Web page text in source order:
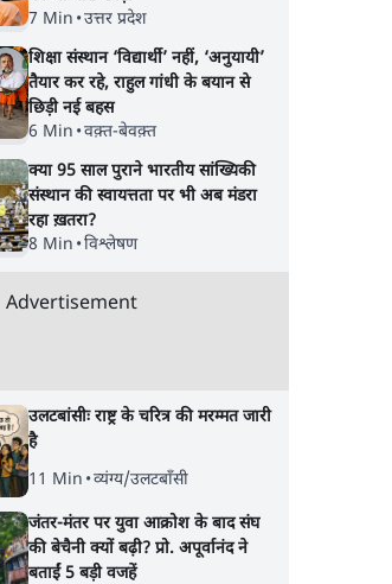
7 Min •उत्तर प्रदेश
शिक्षा संस्थान ‘विद्यार्थी’ नहीं, ‘अनुयायी’
तैयार कर रहे, राहुल गांधी के बयान से
छिड़ी नई बहस
6 Min •वक़्त-बेवक़्त
क्या 95 साल पुराने भारतीय सांख्यिकी
संस्थान की स्वायत्तता पर भी अब मंडरा
रहा ख़तरा?
8 Min •विश्लेषण
Advertisement
उलटबांसीः राष्ट्र के चरित्र की मरम्मत जारी
है
11 Min •व्यंग्य/उलटबाँसी
जंतर-मंतर पर युवा आक्रोश के बाद संघ
की बेचैनी क्यों बढ़ी? प्रो. अपूर्वानंद ने
बताईं 5 बड़ी वजहें